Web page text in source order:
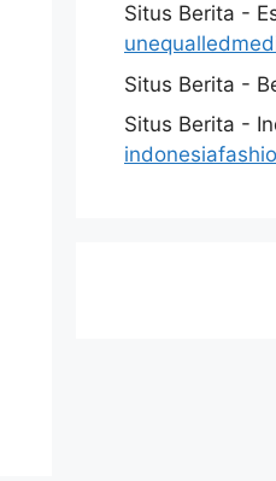
Situs Berita -
Situs Berita -
Situs Berita -